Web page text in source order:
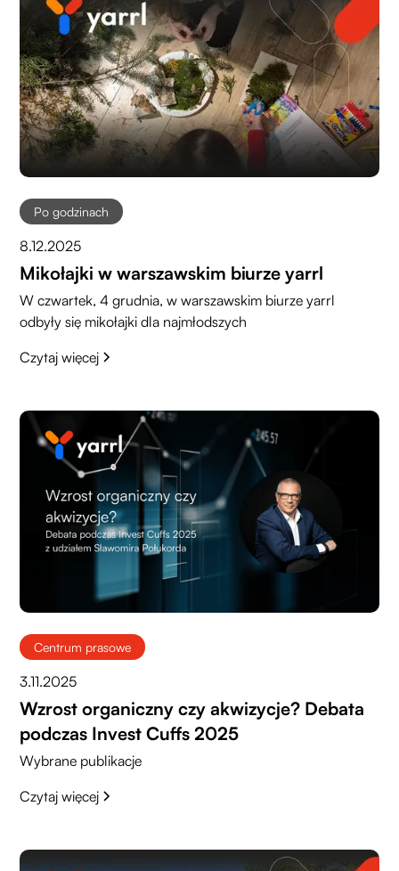
Po godzinach
8.12.2025
Mikołajki w warszawskim biurze yarrl
W czwartek, 4 grudnia, w warszawskim biurze yarrl
odbyły się mikołajki dla najmłodszych
Czytaj więcej
Centrum prasowe
3.11.2025
Wzrost organiczny czy akwizycje? Debata
podczas Invest Cuffs 2025
Wybrane publikacje
Czytaj więcej